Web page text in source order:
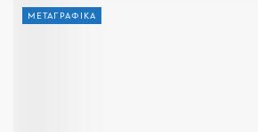
ΜΕΤΑΓΡΑΦΙΚΑ